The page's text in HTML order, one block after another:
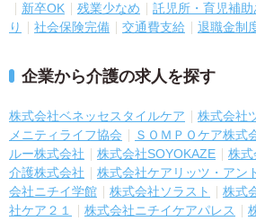
新卒OK
残業少なめ 託児所・育児補助
り
社会保険完備 交通費支給 退職金制
企業から介護の求人を探す
株式会社ベネッセスタイルケア 株式会社
メニティライフ協会
ＳＯＭＰＯケア株式
ルー株式会社
株式会社SOYOKAZE 株式
介護株式会社
株式会社ケアリッツ・アン
会社ニチイ学館
株式会社ソラスト 株式
社ケア２１
株式会社ニチイケアパレス